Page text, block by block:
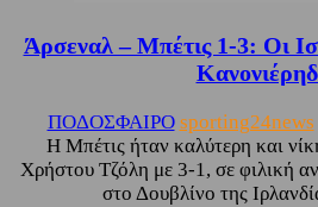
Άρσεναλ – Μπέτις 1-3: Οι
ΠΟΔΟΣΦΑΙΡΟ sporting24news
Η Μπέτις ήταν καλύτερη και
Χρήστου Τζόλη με 3-1, σε φιλική
στο Δουβλίνο της